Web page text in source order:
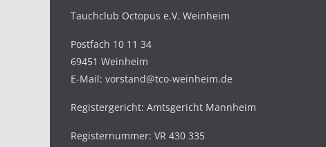
Tauchclub Octopus e.V. Weinheim
Postfach 10 11 34
69451 Weinheim
E-Mail: vorstand@tco-weinheim.de
Registergericht: Amtsgericht Mannheim
Registernummer: VR 430 335